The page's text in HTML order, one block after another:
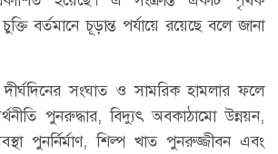
বর্তমানে চূড়ান্ত পর্যায়ে রয়েছে বলে জানা
দীর্ঘদিনের সংঘাত ও সামরিক হামলার ফলে
পুনরুদ্ধার, বিদ্যুৎ অবকাঠামো উন্নয়ন,
পুনর্নির্মাণ, শিল্প খাত পুনরুজ্জীবন এবং